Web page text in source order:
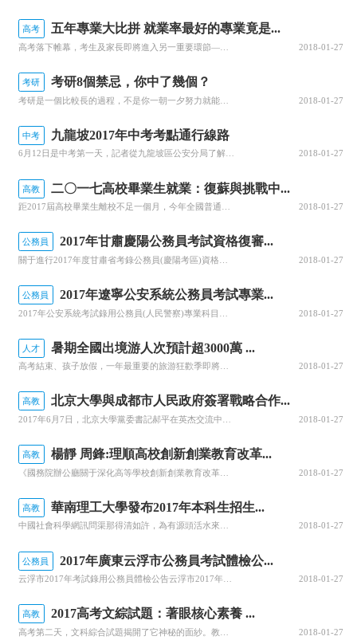
高考 五年專業大比拼 就業率最好的專業竟是...
高考落下帷幕，考生及家長即將進入另一重要環節——志愿填報。哪些專業就業看好？哪些專業月收入更高？哪些專業就業幸福感更強？第三方研究機構麥可思發布了2012—2016屆大學畢業生的相關數據，從就業率、月收入、就業滿意度三個方面，看看近五年來大學專業在就業市場的變化。就業率：“軟件工程”華麗逆襲護理學四... 2018-01-27
考研 考研8個禁忌，你中了幾個？
考研是一個比較長的過程，不是你一朝一夕努力就能成就的，檢驗的是你這一長段時光中奮斗的結晶。這其中，你可能會遇到各種問題各種誘惑，下面小編就來分析分析，考研路上你可能會遇到的問題和你不能觸碰的禁忌。禁忌NO1：信息收集不及時錯過一些必要的信息，是導致考研失敗的一大原因。從備考初期的院校專業信息、專業目... 2018-01-27
中考 九龍坡2017年中考考點通行線路
6月12日是中考第一天，記者從九龍坡區公安分局了解到，在中考期間，九龍坡警方將在九龍坡區7大考點外安排流動警務車駐守，考生遇到突發情況可以撥打68158110、68159110求助。九龍坡7考點通行線路楊家坪中學：經石楊路—楊家坪環島—西郊路到達楊家坪中學考點;經楊九路—西子路—西郊路到達楊家坪中學... 2018-01-27
高教 二〇一七高校畢業生就業：復蘇與挑戰中...
2018-01-27
公務員 2017年甘肅慶陽公務員考試資格復審...
2018-01-27
公務員 2017年遼寧公安系統公務員考試專業...
2018-01-27
人才 暑期全國出境游人次預計超3000萬 ...
2018-01-27
高教 北京大學與成都市人民政府簽署戰略合作...
2018-01-27
高教 楊靜 周鋒:理順高校創新創業教育改革...
2018-01-27
高教 華南理工大學發布2017年本科生招生...
中國社會科學網訊問渠那得清如許，為有源頭活水來。一流大學的建設，離不開一流的本科生源，更離不開一流的人才培養。6月8日上午，在全國900多萬高三考生在考場上追逐夢想的同時，華南理工大學舉行了本科招生新聞發布會，第一時間向社會公布了2017年本科生招生計劃和培養方案。根據世界大學學術排名，華南理工大學... 2018-01-27
公務員 2017年廣東云浮市公務員考試體檢公...
2018-01-27
高教 2017高考文綜試題：著眼核心素養 ...
2018-01-27